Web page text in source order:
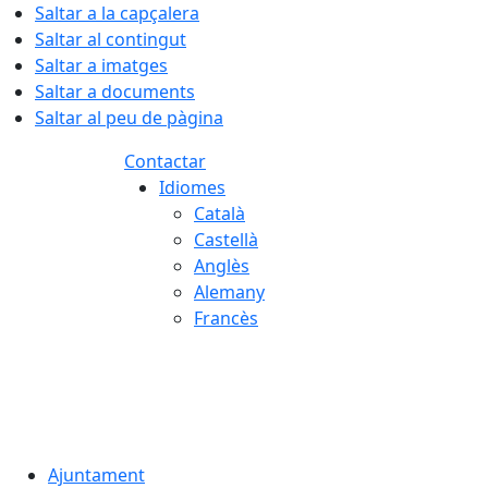
Saltar a la capçalera
Saltar al contingut
Saltar a imatges
Saltar a documents
Saltar al peu de pàgina
Contactar
Idiomes
Català
Castellà
Anglès
Alemany
Francès
Ajuntament